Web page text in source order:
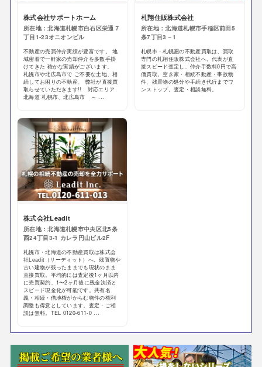
株式会社サポートホーム
所在地：北海道札幌市白石区栄通７
丁目1-23オニオンビル
不動産の売買仲介実績が豊富です。 地
域密着で一軒家の売却仲介を多数手掛
けてきた 確かな実績がございます。
札幌市や北広島市で ご不要な土地、相
続してお困りの不動産、 弊社が直接買
取らせていただきます!! 対応エリア
北海道 札幌市、北広島市 ～ ...
札翔住販株式会社
所在地：北海道札幌市手稲区前田5
条7丁目3－1
札幌市・札幌圏の不動産買取は、買取
専門の札翔住販株式会社へ。代表が直
接スピード査定し、仲介手数料0円で高
価買取。空き家・相続不動産・事故物
件、残置物の処分や手続き代行までワ
ンストップ。査定・相談無料。
株式会社Leadit
所在地：北海道札幌市中央区北5条
西24丁目3-1 カレラ円山ビル2F
札幌市・北海道の不動産買取は株式会
社Leadit（リーディット）へ。残置物や
古い建物が残ったままでも現状のまま
直接買取。平均的には査定後1ヶ月以内
に売買契約、1〜2ヶ月後に残金決済と
スピード現金化が可能です。共有名
義・相続・借地権がからむ物件の権利
調整も得意としています。査定・ご相
談は無料。TEL 0120-611-0 ...